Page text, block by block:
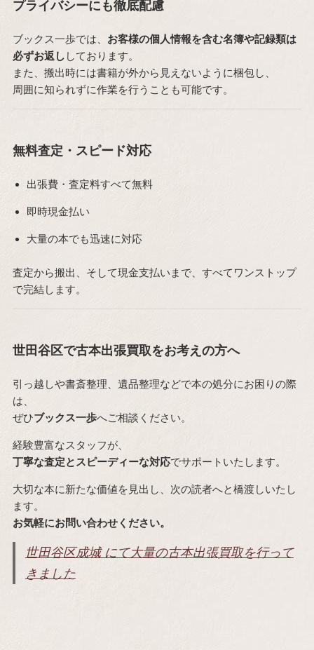
プライバシーにも徹底配慮
ブックス一歩では、 お客様の個人情報を含む名簿や記録類は
必ずお返し しております。
また、搬出時には書籍が外から見えないように梱包し、
周囲に知られずに作業を行うことも可能です。
無料査定・スピード対応
出張費・査定料すべて無料
即時現金払い
大量の本でも迅速に対応
査定から搬出、そして現金支払いまで、すべてワンストップ
で完結します。
世田谷区で古本出張買取をお考えの方へ
引っ越しや書斎整理、遺品整理などで本の処分にお困りの際
は、
ぜひブックス一歩へご相談ください。
経験豊富なスタッフが、
丁寧な査定とスピーディーな対応でサポートいたします。
大切な本に新たな価値を見出し、次の読者へと橋渡しいたし
ます。
お気軽にお問い合わせください。
世田谷区成城 にて大量の古本出張買取を行って
きました